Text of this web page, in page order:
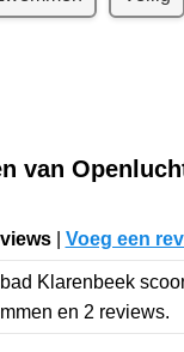
van
| Voeg een
Klarenbeek
en 2 reviews.